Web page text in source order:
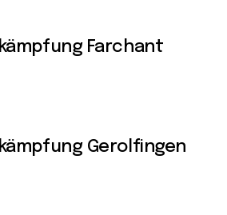
Farchant
Gerolfingen